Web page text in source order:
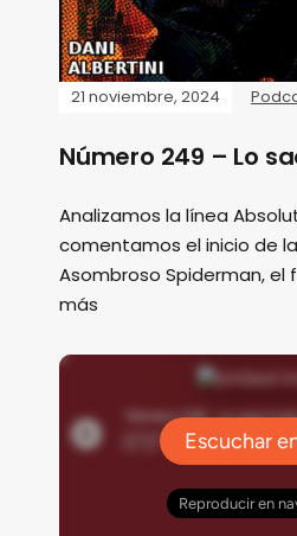
21 noviembre, 2024
Número 249 – Lo
Analizamos la línea
comentamos el inicio de
Asombroso Spiderman, el
más